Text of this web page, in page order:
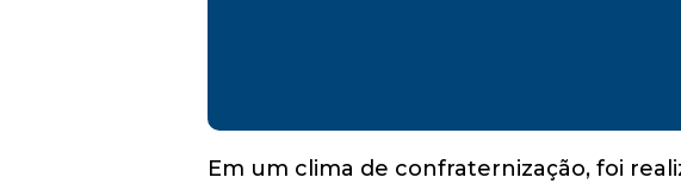
Em um clima de confraternização, foi